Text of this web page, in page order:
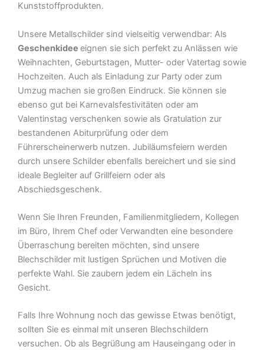
Kunststoffprodukten.
Unsere Metallschilder sind vielseitig verwendbar: Als
Geschenkidee eignen sie sich perfekt zu Anlässen wie
Weihnachten, Geburtstagen, Mutter- oder Vatertag sowie
Hochzeiten. Auch als Einladung zur Party oder zum
Umzug machen sie großen Eindruck. Sie können sie
ebenso gut bei Karnevalsfestivitäten oder am
Valentinstag verschenken sowie als Gratulation zur
bestandenen Abiturprüfung oder dem
Führerscheinerwerb nutzen. Jubiläumsfeiern werden
durch unsere Schilder ebenfalls bereichert und sie sind
ideale Begleiter auf Grillfeiern oder als
Abschiedsgeschenk.
Wenn Sie Ihren Freunden, Familienmitgliedern, Kollegen
im Büro, Ihrem Chef oder Verwandten eine besondere
Überraschung bereiten möchten, sind unsere
Blechschilder mit lustigen Sprüchen und Motiven die
perfekte Wahl. Sie zaubern jedem ein Lächeln ins
Gesicht.
Falls Ihre Wohnung noch das gewisse Etwas benötigt,
sollten Sie es einmal mit unseren Blechschildern
versuchen. Ob als Begrüßung am Hauseingang oder in